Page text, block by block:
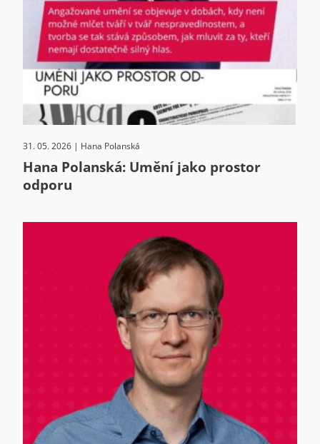
31. 05. 2026 | Hana Polanská
Hana Polanská: Umění jako prostor
odporu